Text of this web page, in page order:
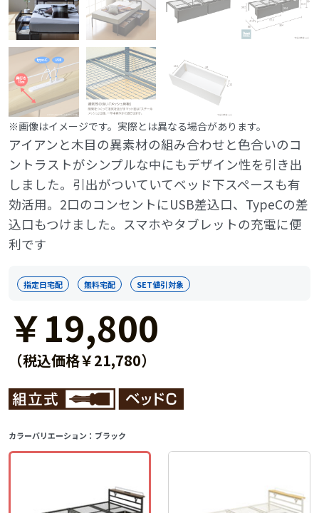
※画像はイメージです。実際とは異なる場合があります。
アイアンと木目の異素材の組み合わせと色合いのコ
ントラストがシンプルな中にもデザイン性を引き出
しました。引出がついていてベッド下スペースも有
効活用。2口のコンセントにUSB差込口、TypeCの差
込口もつけました。スマホやタブレットの充電に便
利です
指定日宅配 無料宅配 SET値引対象
￥19,800
（税込価格￥21,780）
カラーバリエーション： ブラック